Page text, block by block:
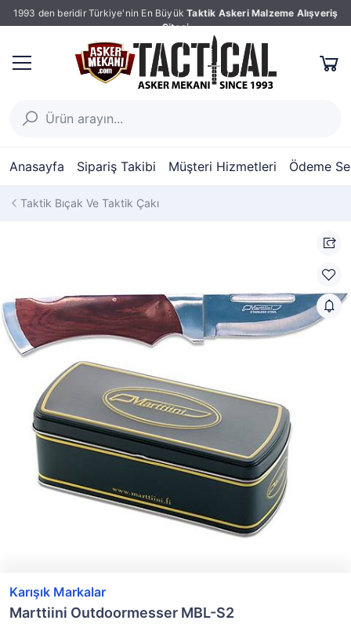
1993 den beridir Türkiye'nin En Büyük Taktik Askeri Malzeme Alışveriş
Sitesi
Anasayfa Sipariş Takibi Müşteri Hizmetleri Ödeme
Taktik Bıçak Ve Taktik Çakı
Karışık Markalar
Marttiini Outdoormesser MBL-S2